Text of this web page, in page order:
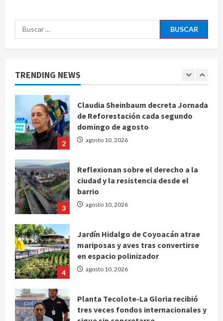
Buscar:
TRENDING NEWS
1
Se registran 43 mil 619 aspirantes
para el examen de ingreso a la
2
Claudia Sheinbaum decreta Jornada
de Reforestación cada segundo
domingo de agosto
agosto 10, 2026
3
Reflexionan sobre el derecho a la
ciudad y la resistencia desde el
barrio
agosto 10, 2026
4
Jardín Hidalgo de Coyoacán atrae
mariposas y aves tras convertirse
en espacio polinizador
agosto 10, 2026
Planta Tecolote-La Gloria recibió
tres veces fondos internacionales y